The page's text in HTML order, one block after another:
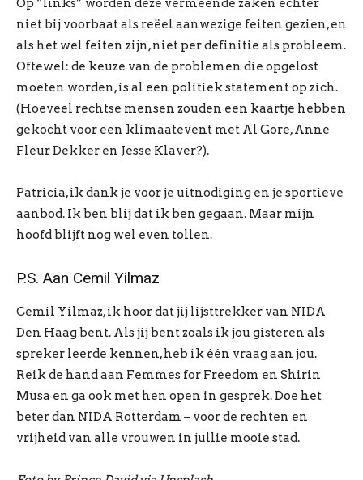
Op “links” worden deze vermeende zaken echter
niet bij voorbaat als reëel aanwezige feiten gezien, en
als het wel feiten zijn, niet per definitie als probleem.
Oftewel: de keuze van de problemen die opgelost
moeten worden, is al een politiek statement op zich.
(Hoeveel rechtse mensen zouden een kaartje hebben
gekocht voor een klimaatevent met Al Gore, Anne
Fleur Dekker en Jesse Klaver?).
Patricia, ik dank je voor je uitnodiging en je sportieve
aanbod. Ik ben blij dat ik ben gegaan. Maar mijn
hoofd blijft nog wel even tollen.
P.S. Aan Cemil Yilmaz
Cemil Yilmaz, ik hoor dat jij lijsttrekker van NIDA
Den Haag bent. Als jij bent zoals ik jou gisteren als
spreker leerde kennen, heb ik één vraag aan jou.
Reik de hand aan Femmes for Freedom en Shirin
Musa en ga ook met hen open in gesprek. Doe het
beter dan NIDA Rotterdam – voor de rechten en
vrijheid van alle vrouwen in jullie mooie stad.